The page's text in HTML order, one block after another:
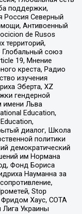
поддержки,
Россия Северный
Антивоенный
de Rusos
территорий,
Глобальный союз
19, Мнение
креста, Радио
изучения
Эберта, XZ
гендерной
имени Льва
Education,
диалог, Школа
политики
демократический
им Нормана
Фонд Бориса
Науманна за
Stop
Фридом Хаус, СОТА
Украины